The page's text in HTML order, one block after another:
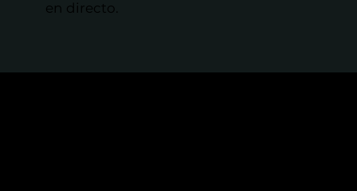
en directo.